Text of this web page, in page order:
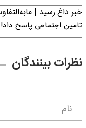
خبر داغ رسید |
تامین اجتماعی پاسخ داد!
نظرات بینندگان
نام